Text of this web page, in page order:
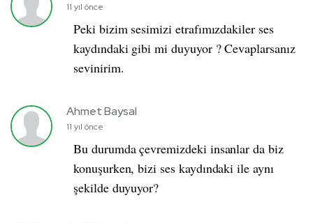
11 yıl önce
Peki bizim sesimizi etrafımızdakiler ses
kaydındaki gibi mi duyuyor ? Cevaplarsanız
sevinirim.
Ahmet Baysal
11 yıl önce
Bu durumda çevremizdeki insanlar da biz
konuşurken, bizi ses kaydındaki ile aynı
şekilde duyuyor?